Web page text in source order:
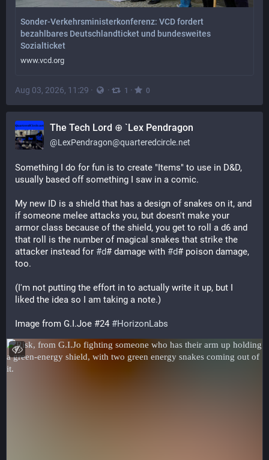
Sonder-Verkehrsministerkonferenz: VCD fordert
bezahlbares Deutschlandticket und bundesweites
Sozialticket
www.vcd.org
Aug 03, 2026, 11:29 · · 1 · 0
The Tech Lord ⊕ `Lex Pendragon
@LexPendragon@quarteredcircle.net
Something I do for fun is to create "Items" to use in D&D,
usually based off something I saw in a comic.
My new ID is a shield that has a design of snakes on it, and
if someone melee attacks you, but doesn't make your
armor class because of the shield, you get to roll a d6 and
that roll is the number of magical snakes that strike the
attacker instead for #d# damage with #d# poison damage,
too.
(I'm not putting the effort in to actually write it up, but I
liked the idea so I am taking a note.)
Image from G.I.Joe #24 #HorizonLabs